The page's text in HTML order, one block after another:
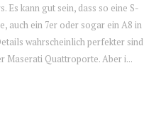
Es kann gut sein, dass so eine S-
auch ein 7er oder sogar ein A8 in
wahrscheinlich perfekter sind
Maserati Quattroporte. Aber i...